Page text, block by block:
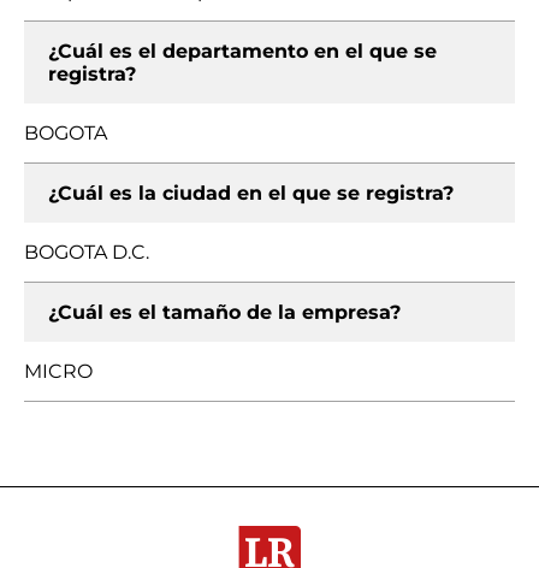
¿Cuál es el departamento en el que se
registra?
BOGOTA
¿Cuál es la ciudad en el que se registra?
BOGOTA D.C.
¿Cuál es el tamaño de la empresa?
MICRO